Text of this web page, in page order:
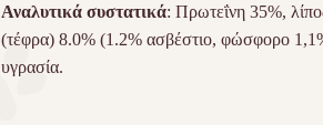
Αναλυτικά συστατικά: Πρωτεΐνη 35​​%,
(τέφρα) 8.0% (1.2% ασβέστιο, φώσφορο
υγρασία.